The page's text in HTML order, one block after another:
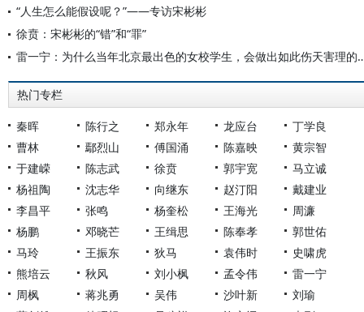
“人生怎么能假设呢？”——专访宋彬彬
徐贲：宋彬彬的“错”和“罪”
雷一宁：为什么当年北京最出
热门专栏
秦晖 陈行之 郑永年 龙应台
丁学良
曹林
鄢烈山 傅国涌 陈嘉映
黄宗智
于建嵘
陈志武 徐贲 郭宇宽
马立诚
杨祖陶
沈志华 向继东 赵汀阳
戴建业
李昌平
张鸣 杨奎松 王海光
周濂
杨鹏
邓晓芒 王缉思 陈奉孝
郭世佑
马玲
王振东 狄马 袁伟时
史啸虎
熊培云
秋风 刘小枫 孟令伟
雷一宁
周枫
蒋兆勇 吴伟 沙叶新
刘瑜